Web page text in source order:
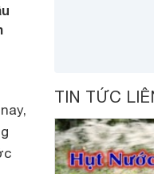
TIN TỨC